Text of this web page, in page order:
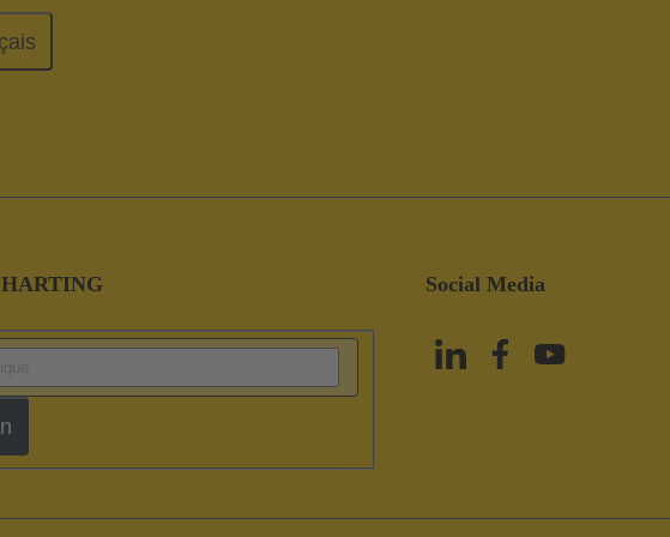
Social Media